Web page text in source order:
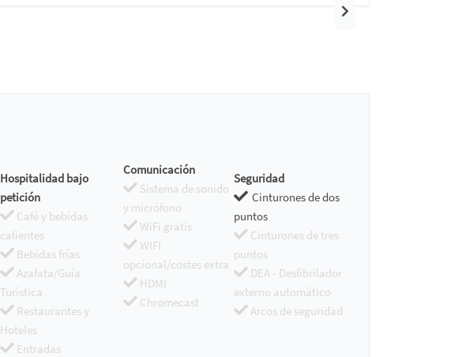
Siguiente
Hospitalidad bajo
petición
Café y bebidas
calientes
Bebidas frías
Azafata/Guía
Turística
Restaurantes y
Hoteles
Entradas
Comunicación
Sistema de sonido
y micrófono
WiFi gratis
WIFI
opcional/costes extra
HDMI
Chromecast
Seguridad
Cinturones de dos
puntos
Cinturones de tres
puntos
DEA - Desfibrilador
externo automático
Arcos de seguridad